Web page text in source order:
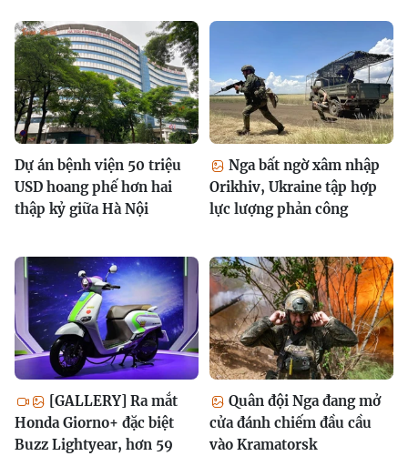
Dự án bệnh viện 50 triệu
USD hoang phế hơn hai
thập kỷ giữa Hà Nội
Nga bất ngờ xâm nhập
Orikhiv, Ukraine tập hợp
lực lượng phản công
[GALLERY] Ra mắt
Honda Giorno+ đặc biệt
Buzz Lightyear, hơn 59
Quân đội Nga đang mở
cửa đánh chiếm đầu cầu
vào Kramatorsk